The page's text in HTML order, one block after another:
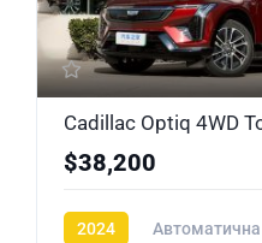
Cadillac Optiq 4WD
$38,200
2024 Автоматична